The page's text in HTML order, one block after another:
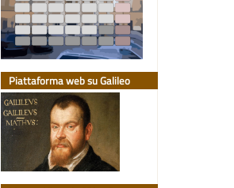
Piattaforma web su Galileo